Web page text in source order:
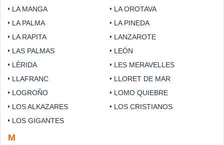
LA MANGA
LA OROTAVA
LA PALMA
LA PINEDA
LA RAPITA
LANZAROTE
LAS PALMAS
LEÓN
LÉRIDA
LES MERAVELLES
LLAFRANC
LLORET DE MAR
LOGROÑO
LOMO QUIEBRE
LOS ALKAZARES
LOS CRISTIANOS
LOS GIGANTES
M